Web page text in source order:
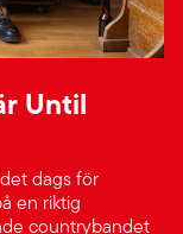
Until
dags för
en riktig
countrybandet